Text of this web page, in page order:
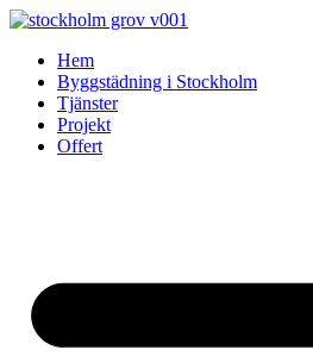
Skip
contentHem
Byggstädning i Stockholm
Tjänster
Projekt
Offert